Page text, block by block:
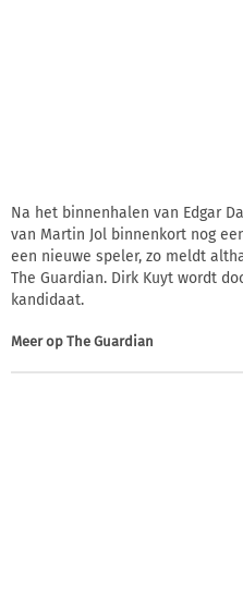
Na het binnenhalen van Edgar
van Martin Jol binnenkort nog
een nieuwe speler, zo meldt
The Guardian. Dirk Kuyt wordt
kandidaat.
Meer op The Guardian